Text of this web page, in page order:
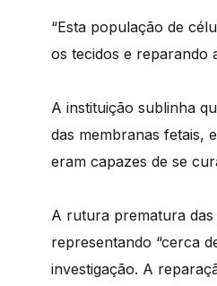
“Esta população de
os tecidos e reparando
A instituição sublinha
das membranas fetais,
eram capazes de se
A rutura prematura das
representando “cerca
investigação. A